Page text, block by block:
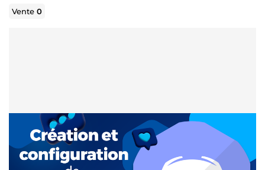
Vente0